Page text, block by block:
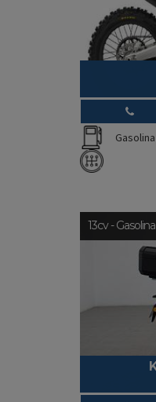
Gasolina
13cv - Gasolina